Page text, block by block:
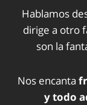
Hablamos
dirige a otro
son la
Nos encanta
y todo